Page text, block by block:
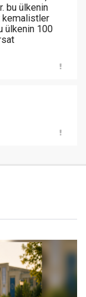
bu ülkenin
kemalistler
ülkenin 100